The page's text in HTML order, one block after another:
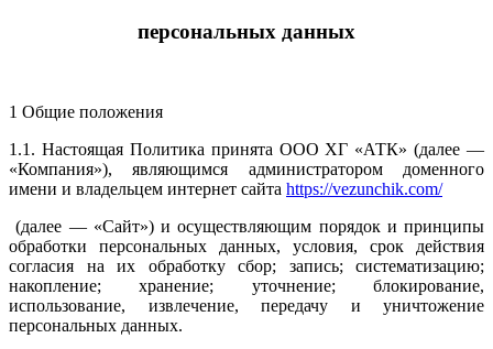
персональных данных
1 Общие положения
1.1. Настоящая Политика принята ООО ХГ «АТК» (далее —
«Компания»), являющимся администратором доменного
имени и владельцем интернет сайта https://vezunchik.com/
(далее — «Сайт») и осуществляющим порядок и принципы
обработки персональных данных, условия, срок действия
согласия на их обработку сбор; запись; систематизацию;
накопление; хранение; уточнение; блокирование,
использование, извлечение, передачу и уничтожение
персональных данных.